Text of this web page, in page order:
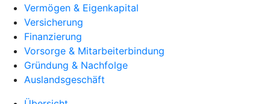
Vermögen & Eigenkapital
Versicherung
Finanzierung
Vorsorge & Mitarbeiterbindung
Gründung & Nachfolge
Auslandsgeschäft